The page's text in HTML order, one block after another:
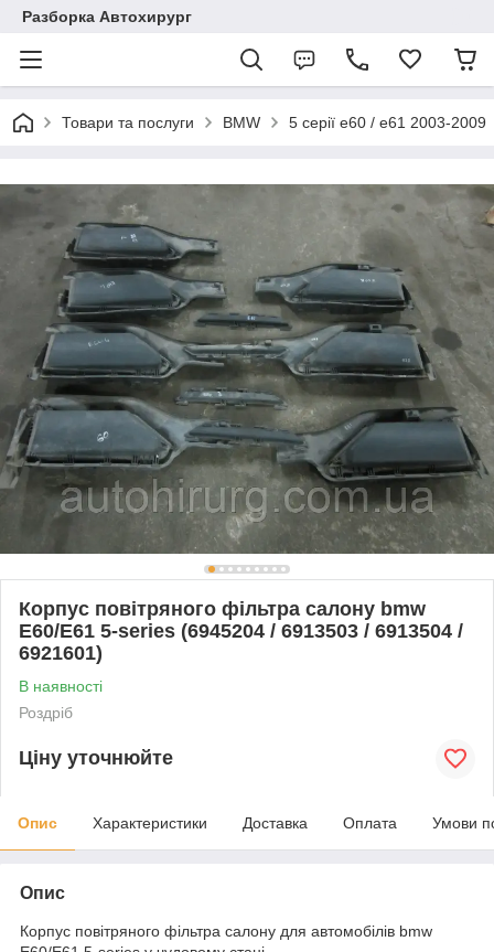
Разборка Автохирург
Товари та послуги BMW 5 серії e60 / e61 2003-2009
Корпус повітряного фільтра салону bmw
E60/E61 5-series (6945204 / 6913503 / 6913504 /
6921601)
В наявності
Роздріб
Ціну уточнюйте
Опис Характеристики Доставка Оплата Умови
Опис
Корпус повітряного фільтра салону для автомобілів bmw